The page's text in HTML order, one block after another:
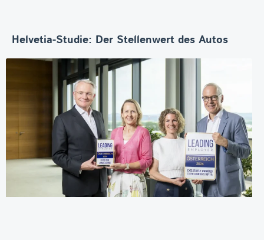
Helvetia-Studie: Der Stellenwert des Autos